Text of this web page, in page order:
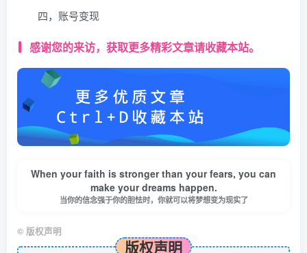
四，账号变现
感谢您的来访，获取更多精彩文章请收藏本站。
When your faith is stronger than your fears, you can
make your dreams happen.
当你的信念强于你的胆怯时，你就可以将梦想变为现实了
© 版权声明
版权声明